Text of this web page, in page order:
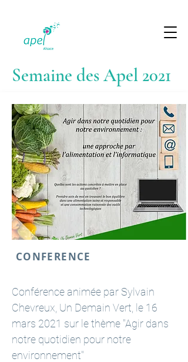
Semaine des Apel 2021
CONFERENCE
Conférence animée par Sylvain
Chevreux, Un Demain Vert, le 16
mars 2021 sur le thème "Agir dans
notre quotidien pour notre
environnement"